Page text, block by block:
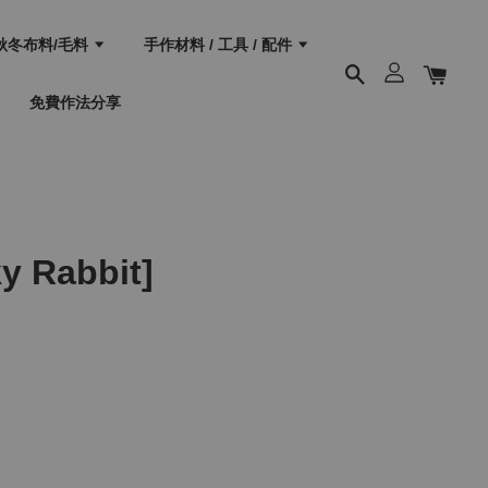
冬布料/毛料 手作材料 / 工具 / 配件
免費作法分享
Rabbit]